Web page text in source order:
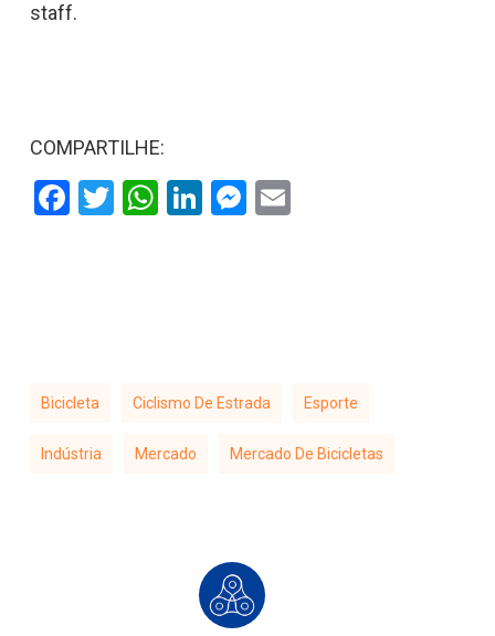
staff.
COMPARTILHE:
Facebook
Twitter
WhatsApp
LinkedIn
Messenger
Email
Bicicleta Ciclismo De Estrada Esporte
Indústria Mercado Mercado De Bicicletas